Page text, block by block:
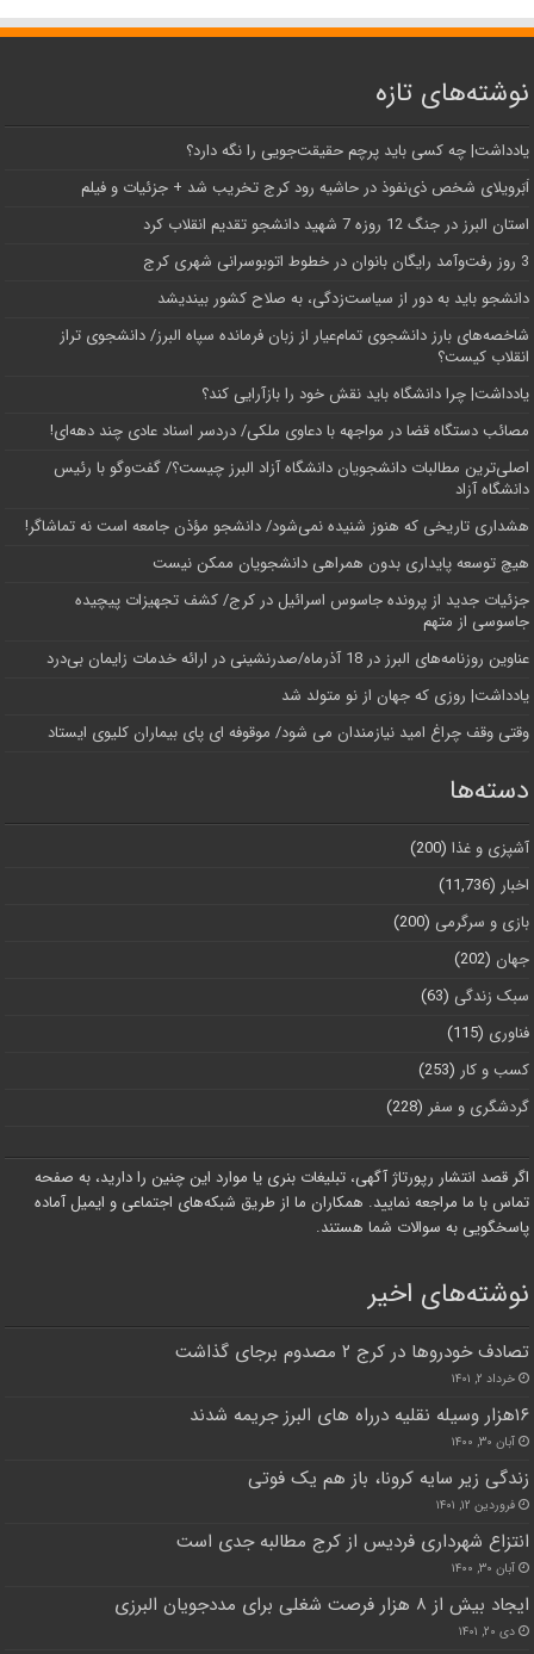
نوشته‌های تازه
یادداشت| ‌چه کسی باید پرچم حقیقت‌جویی را نگه دارد؟
اَبَر‌ویلای شخص ذی‌نفوذ در حاشیه‌ رود کرج تخریب شد + جزئیات و فیلم
استان البرز در جنگ 12 روزه 7 شهید دانشجو تقدیم انقلاب کرد
3 روز رفت‌وآمد رایگان بانوان در خطوط اتوبوسرانی شهری کرج
دانشجو باید به دور از سیاست‌زدگی، به صلاح کشور بیندیشد
شاخصه‌های بارز دانشجوی تمام‌عیار از زبان فرمانده سپاه البرز/ دانشجوی تراز
انقلاب کیست؟
یادداشت| چرا دانشگاه باید نقش خود را بازآرایی کند؟
مصائب دستگاه قضا در مواجهه با دعاوی ملکی/ دردسر اسناد عادی چند‌ دهه‌ای!
اصلی‌ترین مطالبات دانشجویان دانشگاه آزاد البرز چیست؟/ گفت‌وگو با رئیس
دانشگاه آز‌اد
هشداری تاریخی که هنوز شنیده نمی‌شود/ دانشجو مؤذن جامعه است نه تماشاگر!
هیچ توسعه پایداری بدون همراهی دانشجویان ممکن نیست
جزئیات جدید از پرونده جاسوس اسرائیل در کرج/‌ کشف تجهیزات پیچیده
جاسوسی از متهم
عناوین روزنامه‌های البرز در ‌18 آذرماه/صدرنشینی در ارائه خدمات زایمان بی‌درد
یادداشت| روزی که جهان از نو متولد شد
وقتی وقف چراغ امید نیازمندان می شود/ موقوفه ای پای بیماران کلیوی ایستاد
دسته‌ها
آشپزی و غذا (200)
اخبار (11,736)
بازی و سرگرمی (200)
جهان (202)
سبک زندگی (63)
فناوری (115)
کسب و کار (253)
گردشگری و سفر (228)
اگر قصد انتشار رپورتاژ آگهی، تبلیغات بنری یا موارد این چنین را دارید، به صفحه
تماس با ما مراجعه نمایید. همکاران ما از طریق شبکه‌های اجتماعی و ایمیل آماده
پاسخگویی به سوالات شما هستند.
نوشته‌های اخیر
تصادف خودرو‌ها در کرج ۲ مصدوم برجای گذاشت
خرداد ۲, ۱۴۰۱
۱۶هزار وسیله نقلیه درراه های البرز جریمه شدند
آبان ۳۰, ۱۴۰۰
زندگی زیر سایه کرونا، باز هم یک فوتی
فروردین ۱۲, ۱۴۰۱
انتزاع شهرداری فردیس از کرج مطالبه جدی است
آبان ۳۰, ۱۴۰۰
ایجاد بیش از ۸ هزار فرصت شغلی برای مددجویان البرزی
دی ۲۰, ۱۴۰۱